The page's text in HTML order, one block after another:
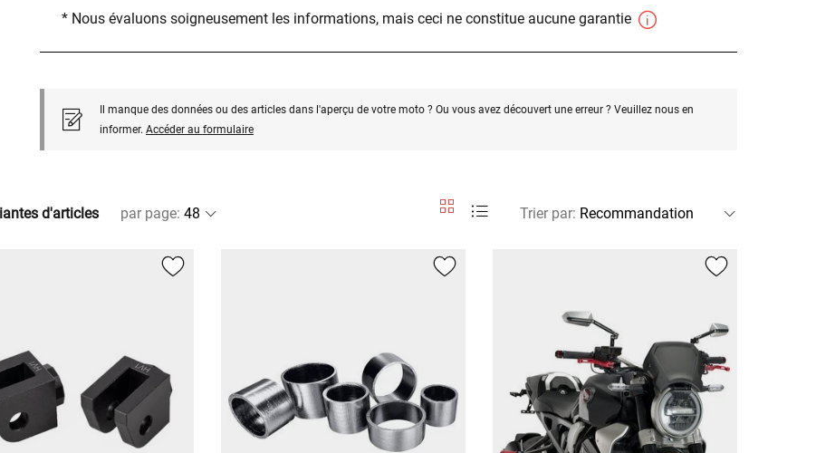
* Nous évaluons soigneusement les informations, mais ceci ne constitue aucune garantie
Il manque des données ou des articles dans l'aperçu de votre moto ? Ou vous avez découvert une erreur ? Veuillez nous en
informer. Accéder au formulaire
d'articles par page: Trier par: